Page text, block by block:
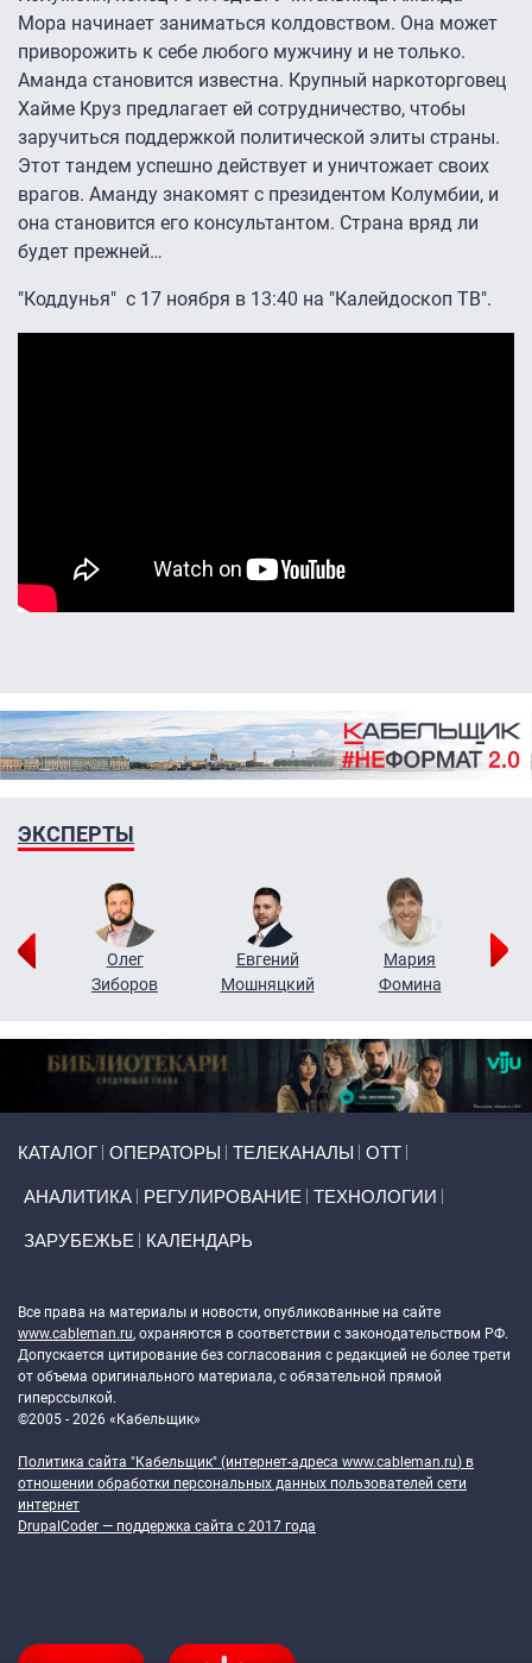
Мора начинает заниматься колдовством. Она может
приворожить к себе любого мужчину и не только.
Аманда становится известна. Крупный наркоторговец
Хайме Круз предлагает ей сотрудничество, чтобы
заручиться поддержкой политической элиты страны.
Этот тандем успешно действует и уничтожает своих
врагов. Аманду знакомят с президентом Колумбии, и
она становится его консультантом. Страна вряд ли
будет прежней…
"Коддунья" с 17 ноября в 13:40 на "Калейдоскоп ТВ".
ЭКСПЕРТЫ
Олег
Зиборов
Евгений
Мошняцкий
Мария
Фомина
КАТАЛОГ ОПЕРАТОРЫ ТЕЛЕКАНАЛЫ ОТТ
АНАЛИТИКА РЕГУЛИРОВАНИЕ ТЕХНОЛОГИИ
ЗАРУБЕЖЬЕ КАЛЕНДАРЬ
Все права на материалы и новости, опубликованные на сайте
www.cableman.ru, охраняются в соответствии с законодательством РФ.
Допускается цитирование без согласования с редакцией не более трети
от объема оригинального материала, с обязательной прямой
гиперссылкой.
©2005 - 2026 «Кабельщик»
Политика сайта "Кабельщик" (интернет-адреса www.cableman.ru) в
отношении обработки персональных данных пользователей сети
интернет
DrupalCoder — поддержка сайта c 2017 года